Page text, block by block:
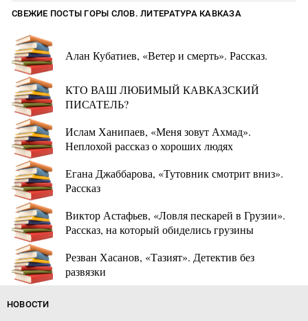
СВЕЖИЕ ПОСТЫ ГОРЫ СЛОВ. ЛИТЕРАТУРА КАВКАЗА
Алан Кубатиев, «Ветер и смерть». Рассказ.
КТО ВАШ ЛЮБИМЫЙ КАВКАЗСКИЙ
ПИСАТЕЛЬ?
Ислам Ханипаев, «Меня зовут Ахмад».
Неплохой рассказ о хороших людях
Егана Джаббарова, «Тутовник смотрит вниз».
Рассказ
Виктор Астафьев, «Ловля пескарей в Грузии».
Рассказ, на который обиделись грузины
Резван Хасанов, «Тазият». Детектив без
развязки
НОВОСТИ